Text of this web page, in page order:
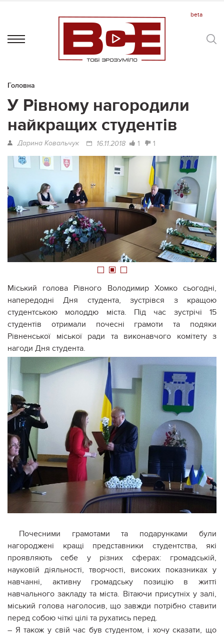
Головна
У Рівному нагородили
найкращих студентів
Дарина Ковальчук 16.11.2018 1 1
1 2 3
Міський голова Рівного Володимир Хомко сьогодні,
напередодні Дня студента, зустрівся з кращою
студентською молоддю міста. Під час зустрічі 15
студентів отримали почесні грамоти та подяки
Рівненської міської ради та виконавчого комітету з
нагоди Дня студента.
Почесними грамотами та подарунками були
нагороджені кращі представники студентства, які
проявляють себе у різних сферах: громадській,
науковій діяльності, творчості, високих показниках у
навчанні, активну громадську позицію в житті
навчального закладу та міста. Вітаючи присутніх у залі,
міський голова наголосив, що завжди потрібно ставити
перед собою чіткі цілі та рухатись перед.
– Я також у свій час був студентом, і хочу сказати, що